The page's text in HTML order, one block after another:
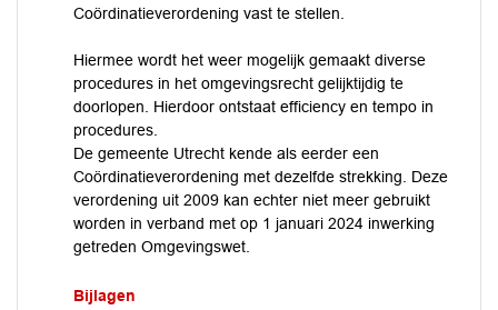
Coördinatieverordening vast te stellen.
Hiermee wordt het weer mogelijk gemaakt diverse
procedures in het omgevingsrecht gelijktijdig te
doorlopen. Hierdoor ontstaat efficiency en tempo in
procedures.
De gemeente Utrecht kende als eerder een
Coördinatieverordening met dezelfde strekking. Deze
verordening uit 2009 kan echter niet meer gebruikt
worden in verband met op 1 januari 2024 inwerking
getreden Omgevingswet.
Bijlagen